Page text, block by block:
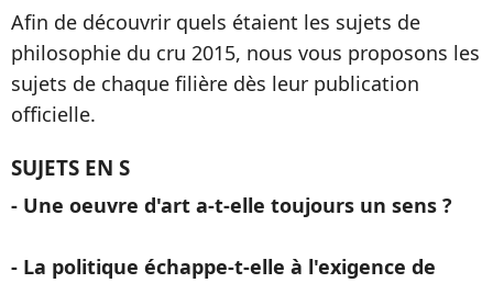
Afin de découvrir quels étaient les sujets de
philosophie du cru 2015, nous vous proposons les
sujets de chaque filière dès leur publication
officielle.
SUJETS EN S
- Une oeuvre d'art a-t-elle toujours un sens ?
- La politique échappe-t-elle à l'exigence de